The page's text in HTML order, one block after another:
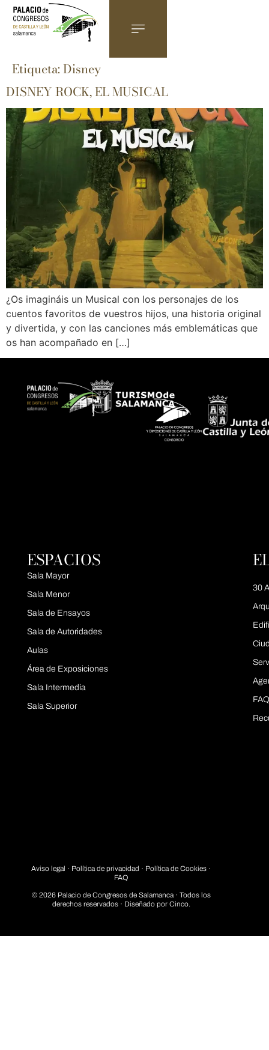
Etiqueta:Disney
DISNEY ROCK, EL MUSICAL
¿Os imagináis un Musical con los personajes de los
cuentos favoritos de vuestros hijos, una historia original
y divertida, y con las canciones más emblemáticas que
os han acompañado en […]
ESPACIOS
Sala Mayor
Sala Menor
Sala de Ensayos
Sala de Autoridades
Aulas
Área de Exposiciones
Sala Intermedia
Sala Superior
30
Aviso legal · Política de privacidad · Política de Cookies ·
FAQ
© 2026 Palacio de Congresos de Salamanca · Todos los
derechos reservados · Diseñado por Cinco.